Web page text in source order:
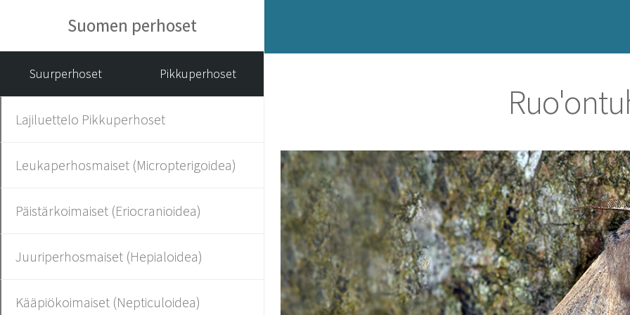
Suomen perhoset
Suurperhoset Pikkuperhoset
Lajiluettelo Pikkuperhoset
Leukaperhosmaiset (Micropterigoidea)
Päistärkoimaiset (Eriocranioidea)
Juuriperhosmaiset (Hepialoidea)
Kääpiökoimaiset (Nepticuloidea)